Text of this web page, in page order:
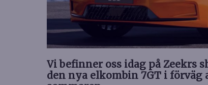
Vi befinner oss idag på Zeekrs
den nya elkombin 7GT i